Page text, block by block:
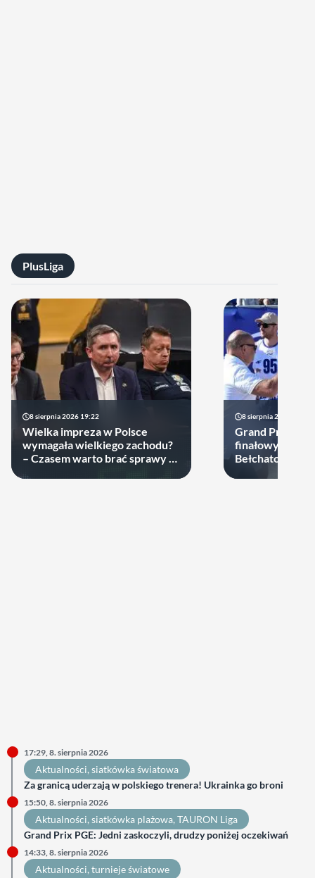
PlusLiga
8 sierpnia 2026 19:22
Wielka impreza w Polsce
wymagała wielkiego zachodu?
– Czasem warto brać sprawy w
8 sierpnia 2026 18:33
Grand Prix
finałowy
Bełchatowianie
17:29, 8. sierpnia 2026
Aktualności, siatkówka światowa
Za granicą uderzają w polskiego trenera! Ukrainka go broni
15:50, 8. sierpnia 2026
Aktualności, siatkówka plażowa, TAURON Liga
Grand Prix PGE: Jedni zaskoczyli, drudzy poniżej oczekiwań
14:33, 8. sierpnia 2026
Aktualności, turnieje światowe